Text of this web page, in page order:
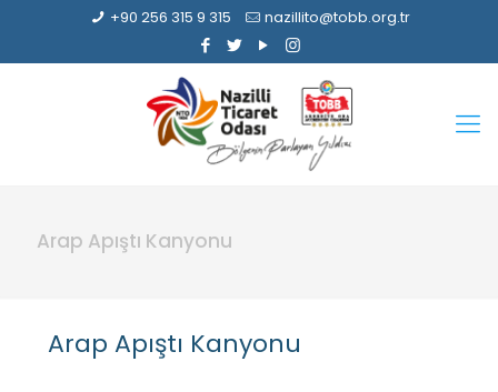
+90 256 315 9 315 nazillito@tobb.org.tr
Arap Apıştı Kanyonu
Arap Apıştı Kanyonu